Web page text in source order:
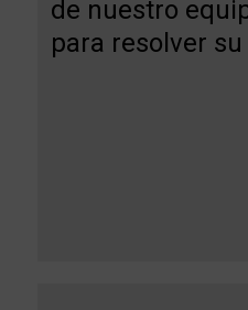
de nuestro
para resolver